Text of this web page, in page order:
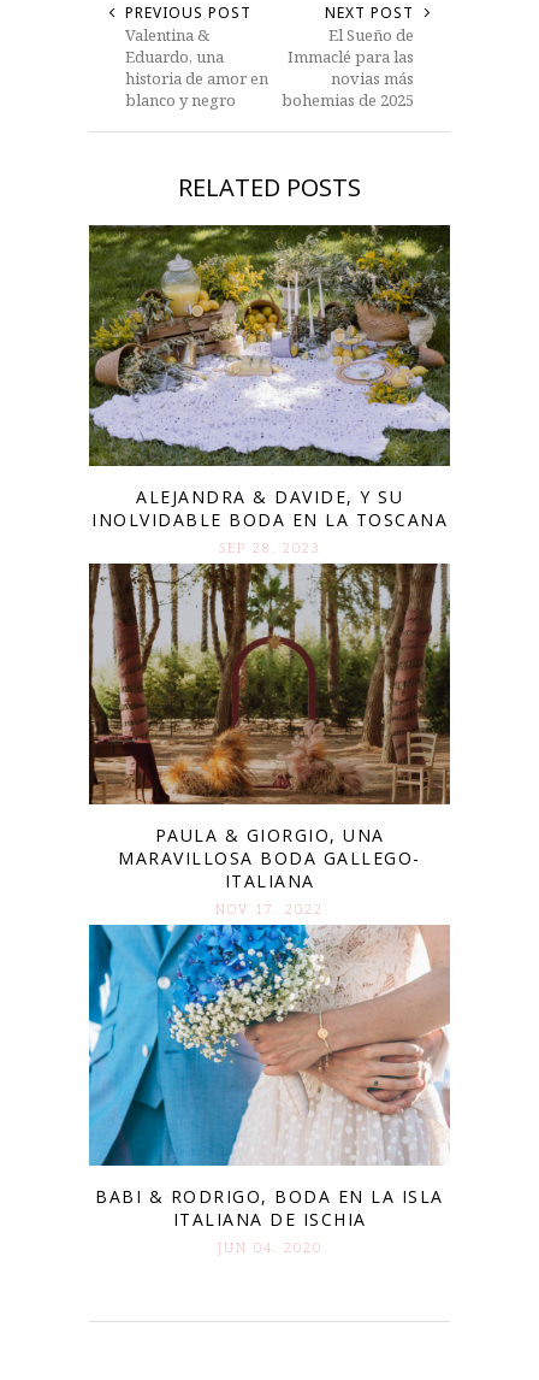
PREVIOUS POST
Valentina &
Eduardo, una
historia de amor en
blanco y negro
NEXT POST
El Sueño de
Immaclé para las
novias más
bohemias de 2025
RELATED POSTS
ALEJANDRA & DAVIDE, Y SU
INOLVIDABLE BODA EN LA TOSCANA
SEP 28. 2023
PAULA & GIORGIO, UNA
MARAVILLOSA BODA GALLEGO-
ITALIANA
NOV 17. 2022
BABI & RODRIGO, BODA EN LA ISLA
ITALIANA DE ISCHIA
JUN 04. 2020